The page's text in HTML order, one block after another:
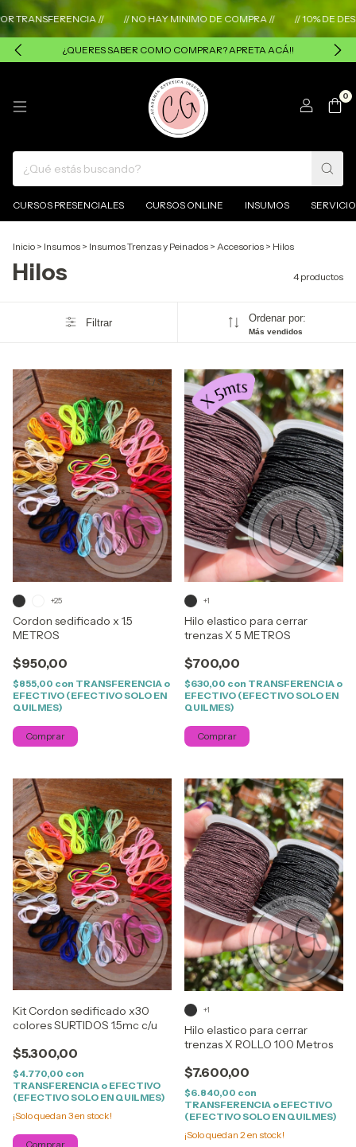
TRANSFERENCIA // // NO HAY MINIMO DE COMPRA // // 10% DE
¿QUERES SABER COMO COMPRAR? APRETA ACÁ!!
0
CURSOS PRESENCIALES CURSOS ONLINE INSUMOS
Inicio > Insumos > Insumos Trenzas y Peinados > Accesorios > Hilos
Hilos 4 productos
Filtrar Ordenar por:
Más vendidos
1/3
Cordon sedificado x 1.5
METROS
$950,00
$855,00 con TRANSFERENCIA o
EFECTIVO (EFECTIVO SOLO EN
QUILMES)
+25
Comprar
Hilo elastico para cerrar
trenzas X 5 METROS
$700,00
$630,00 con TRANSFERENCIA o
EFECTIVO (EFECTIVO SOLO EN
QUILMES)
+1
Comprar
1/3
Kit Cordon sedificado x30
colores SURTIDOS 1.5mc c/u
$5.300,00
$4.770,00 con
TRANSFERENCIA o EFECTIVO
(EFECTIVO SOLO EN QUILMES)
¡Solo quedan 3en stock!
Hilo elastico para cerrar
trenzas X ROLLO 100 Metros
$7.600,00
$6.840,00 con
TRANSFERENCIA o EFECTIVO
(EFECTIVO SOLO EN QUILMES)
¡Solo quedan 2 en stock!
+1